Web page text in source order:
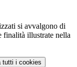
si avvalgono di
finalità illustrate nella
tutti i cookies